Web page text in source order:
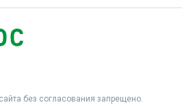
без согласования запрещено.